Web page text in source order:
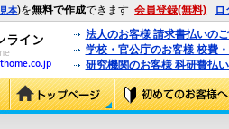
見本)を無料で作成できます 会員登録(無料) ロ
法人のお客様 請求書払いの
学校・官公庁のお客様 校費
研究機関のお客様 科研費払